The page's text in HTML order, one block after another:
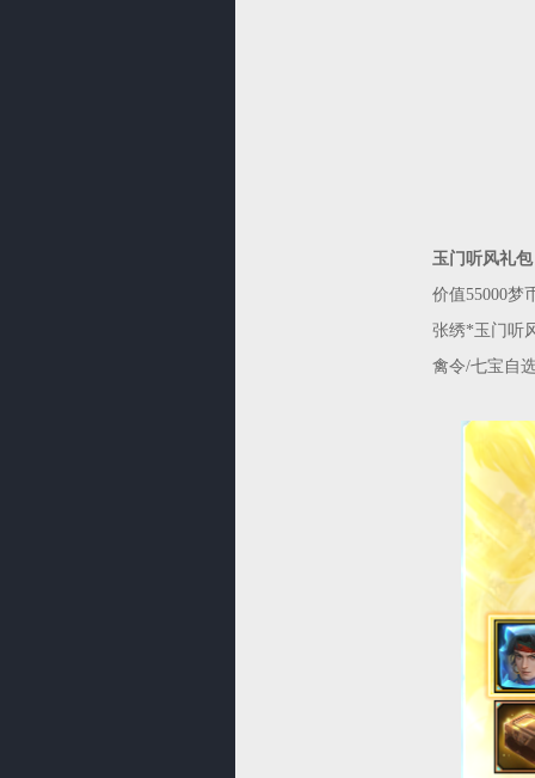
玉门听风礼包
价值55000梦
张绣*玉门听
禽令/七宝自